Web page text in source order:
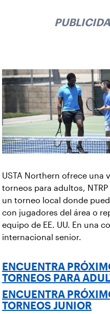
USTA Northern ofrece una
torneos para adultos, NTRP
un torneo local donde
con jugadores del área o
equipo de EE. UU. En una
internacional senior.
ENCUENTRA
TORNEOS PARA
ENCUENTRA
TORNEOS JUNIOR